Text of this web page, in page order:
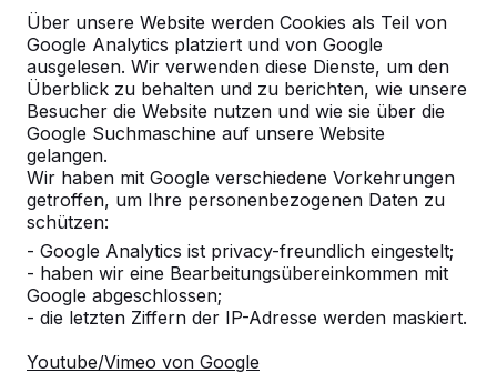
Über unsere Website werden Cookies als Teil von
Google Analytics platziert und von Google
ausgelesen. Wir verwenden diese Dienste, um den
Überblick zu behalten und zu berichten, wie unsere
Besucher die Website nutzen und wie sie über die
Google Suchmaschine auf unsere Website
gelangen.
Wir haben mit Google verschiedene Vorkehrungen
getroffen, um Ihre personenbezogenen Daten zu
schützen:
- Google Analytics ist privacy-freundlich eingestelt;
- haben wir eine Bearbeitungsübereinkommen mit
Google abgeschlossen;
- die letzten Ziffern der IP-Adresse werden maskiert.
Youtube/Vimeo von Google
Unsere Produkte finden Sie in ganz Europa
und darüber hinaus. Sehen Sie hier, wo Sie
ein HeBlad-Produkt in Ihrer Nähe finden.
Produkt
Alles anzeigen
Kategorie
Alles anzeigen
Ort oder Postleitzahl suchen